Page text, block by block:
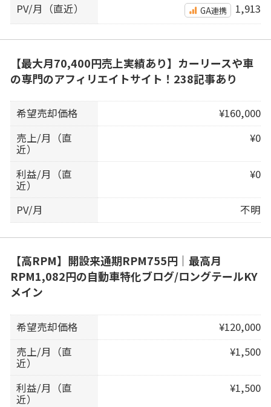
PV/月（直近） GA連携 1,913
【最大月70,400円売上実績あり】カーリースや車
の専門のアフィリエイトサイト！238記事あり
希望売却価格
¥160,000
売上/月（直
近）
¥0
利益/月（直
近）
¥0
PV/月 不明
【高RPM】開設来通期RPM755円｜最高月
RPM1,082円の自動車特化ブログ/ロングテールKY
メイン
希望売却価格
¥120,000
売上/月（直
近）
¥1,500
利益/月（直
近）
¥1,500